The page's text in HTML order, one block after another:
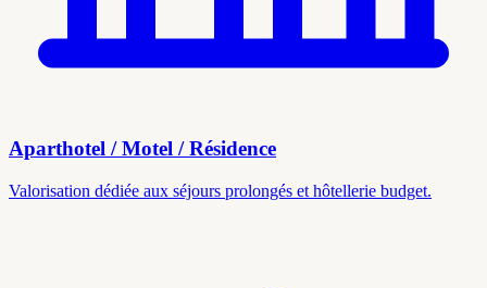
Aparthotel / Motel / Résidence
Valorisation dédiée aux séjours prolongés et hôtellerie budget.